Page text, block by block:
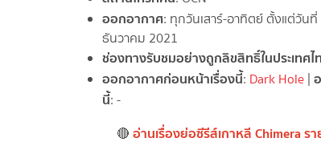
ออกอากาศ: ทุกวันเสาร์-อาทิตย์ ตั้งแต่วัน
ธันวาคม 2021
ช่องทางรับชมอย่างถูกลิขสิทธิ์ในประเทศไ
ออกอากาศก่อนหน้าเรื่องนี้: Dark Hole|
นี้: -
🔴 อ่านเรื่องย่อซีรีส์เกาหลี Chimera ร